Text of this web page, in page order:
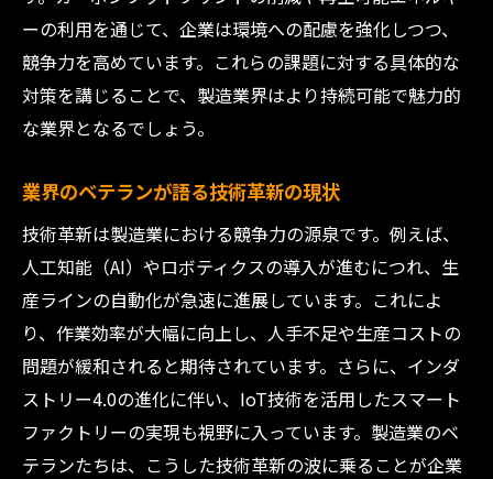
ーの利用を通じて、企業は環境への配慮を強化しつつ、
競争力を高めています。これらの課題に対する具体的な
対策を講じることで、製造業界はより持続可能で魅力的
な業界となるでしょう。
業界のベテランが語る技術革新の現状
技術革新は製造業における競争力の源泉です。例えば、
人工知能（AI）やロボティクスの導入が進むにつれ、生
産ラインの自動化が急速に進展しています。これによ
り、作業効率が大幅に向上し、人手不足や生産コストの
問題が緩和されると期待されています。さらに、インダ
ストリー4.0の進化に伴い、IoT技術を活用したスマート
ファクトリーの実現も視野に入っています。製造業のベ
テランたちは、こうした技術革新の波に乗ることが企業